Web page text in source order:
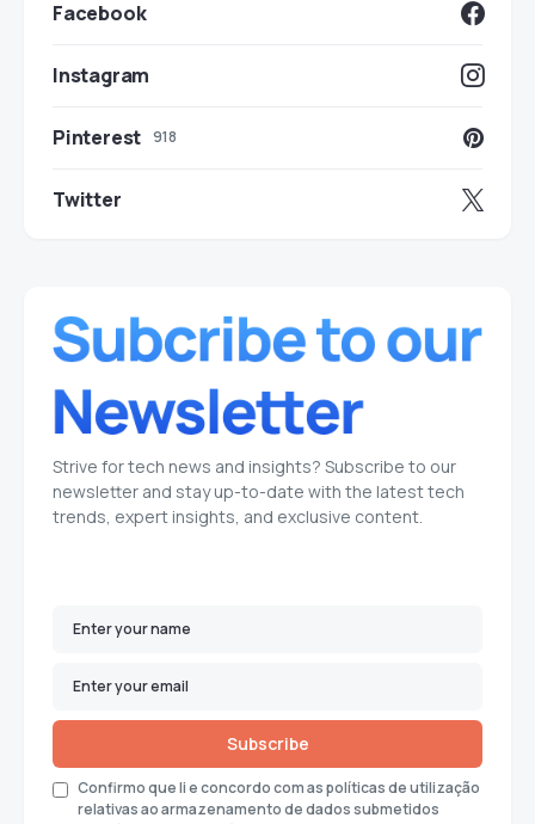
Facebook
Instagram
Pinterest 918
Twitter
Strive for tech news and insights? Subscribe to our
newsletter and stay up-to-date with the latest tech
trends, expert insights, and exclusive content.
Subscribe
Confirmo que li e concordo com as políticas de utilização
relativas ao armazenamento de dados submetidos